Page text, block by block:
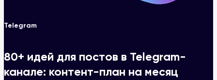
Telegram
80+ идей для постов в Telegram-
канале: контент-план на месяц